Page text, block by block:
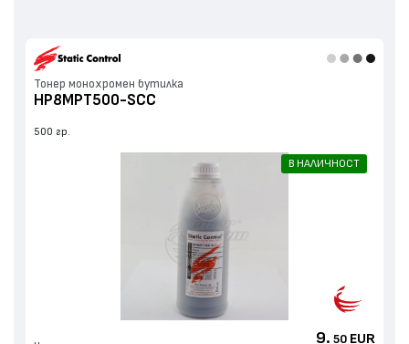
Тонер монохромен бутилка
HP8MPT500-SCC
500 гр.
В НАЛИЧНОСТ
9. 50 EUR